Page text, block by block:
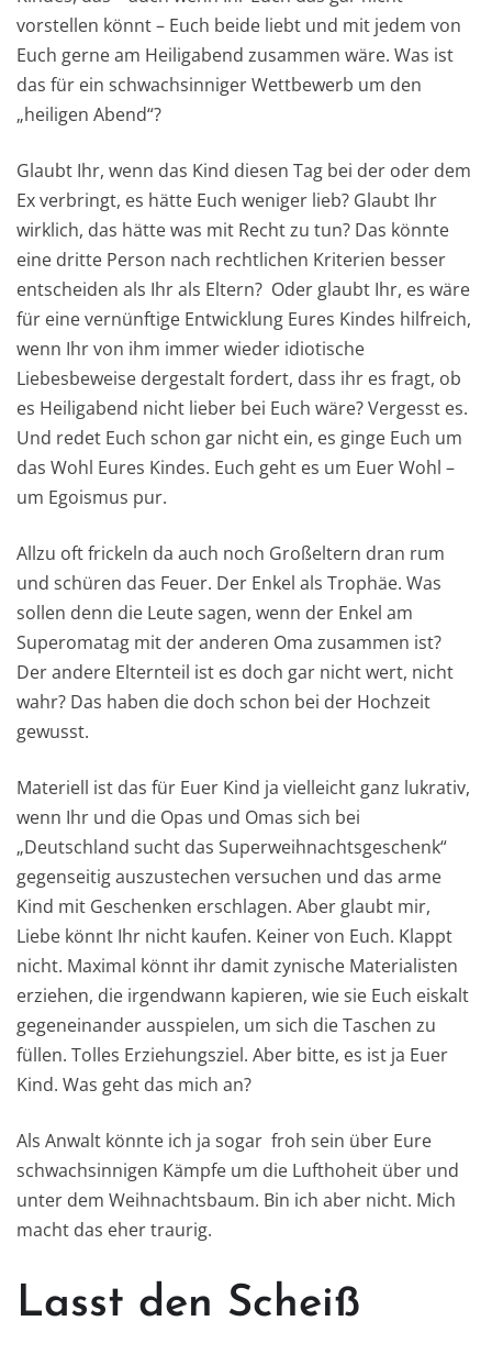
vorstellen könnt – Euch beide liebt und mit jedem von
Euch gerne am Heiligabend zusammen wäre. Was ist
das für ein schwachsinniger Wettbewerb um den
„heiligen Abend“?
Glaubt Ihr, wenn das Kind diesen Tag bei der oder dem
Ex verbringt, es hätte Euch weniger lieb? Glaubt Ihr
wirklich, das hätte was mit Recht zu tun? Das könnte
eine dritte Person nach rechtlichen Kriterien besser
entscheiden als Ihr als Eltern? Oder glaubt Ihr, es wäre
für eine vernünftige Entwicklung Eures Kindes hilfreich,
wenn Ihr von ihm immer wieder idiotische
Liebesbeweise dergestalt fordert, dass ihr es fragt, ob
es Heiligabend nicht lieber bei Euch wäre? Vergesst es.
Und redet Euch schon gar nicht ein, es ginge Euch um
das Wohl Eures Kindes. Euch geht es um Euer Wohl –
um Egoismus pur.
Allzu oft frickeln da auch noch Großeltern dran rum
und schüren das Feuer. Der Enkel als Trophäe. Was
sollen denn die Leute sagen, wenn der Enkel am
Superomatag mit der anderen Oma zusammen ist?
Der andere Elternteil ist es doch gar nicht wert, nicht
wahr? Das haben die doch schon bei der Hochzeit
gewusst.
Materiell ist das für Euer Kind ja vielleicht ganz lukrativ,
wenn Ihr und die Opas und Omas sich bei
„Deutschland sucht das Superweihnachtsgeschenk“
gegenseitig auszustechen versuchen und das arme
Kind mit Geschenken erschlagen. Aber glaubt mir,
Liebe könnt Ihr nicht kaufen. Keiner von Euch. Klappt
nicht. Maximal könnt ihr damit zynische Materialisten
erziehen, die irgendwann kapieren, wie sie Euch eiskalt
gegeneinander ausspielen, um sich die Taschen zu
füllen. Tolles Erziehungsziel. Aber bitte, es ist ja Euer
Kind. Was geht das mich an?
Als Anwalt könnte ich ja sogar froh sein über Eure
schwachsinnigen Kämpfe um die Lufthoheit über und
unter dem Weihnachtsbaum. Bin ich aber nicht. Mich
macht das eher traurig.
Lasst den Scheiß